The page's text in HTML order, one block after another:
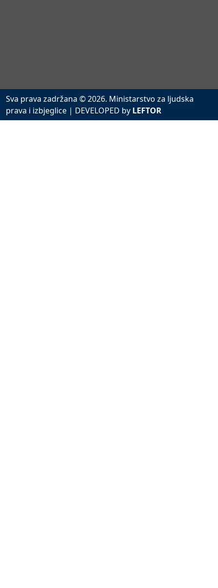
Sva prava zadržana © 2026. Ministarstvo za ljudska
prava i izbjeglice | DEVELOPED by LEFTOR